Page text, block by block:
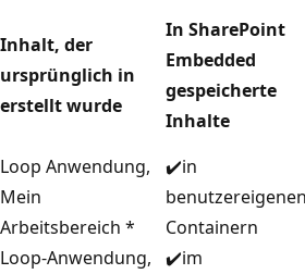
Inhalt, der
ursprünglich in
erstellt wurde
In SharePoint
Embedded
gespeicherte
Inhalte
Loop Anwendung,
Mein
Arbeitsbereich *
✔️in
benutzereigenen
Containern
Loop-Anwendung,
✔️im